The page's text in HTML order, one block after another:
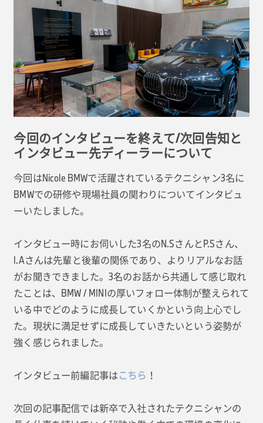
今回のインタビューを終えて/次回告知と
インタビュー先ディーラーについて
今回はNicole BMWで活躍されているテクニシャン3名に
BMWでの研修や現場社員の関わりについてインタビュ
ーいたしました。
インタビュー時にお伺いした3名のN.SさんとP.Sさん、
I.Aさんは先輩と後輩の関係であり、よりリアルなお話
がお聞きできました。3名のお話から共通して感じ取れ
たことは、BMW / MINIの厚いフォロー体制が整えられて
いる中でどのように成長していくかという向上心でし
た。現状に満足せずに成長していきたいという姿勢が
強く感じられました。
インタビュー前編記事はこちら ！
次回の記事配信では新卒で入社されたテクニシャンの